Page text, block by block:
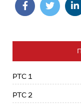
РТС 1
РТС 2